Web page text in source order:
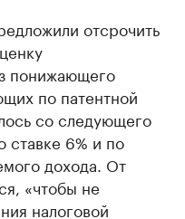
отсрочить
понижающего
по патентной
со следующего
ставке 6% и по
дохода. От
«чтобы не
налоговой